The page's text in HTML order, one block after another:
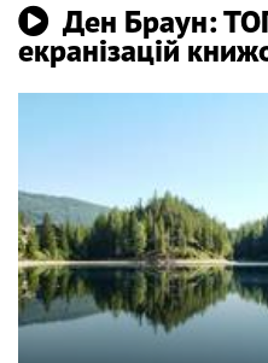
Ден Браун:
екранізацій